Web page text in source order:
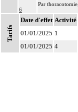
6
Par
thoracotomie
La circulation
ablation. Elle
Tarifs
Date d'effet Activité
01/01/2025 1
01/01/2025 4